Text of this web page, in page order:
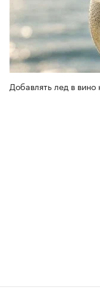
Добавлять лед в